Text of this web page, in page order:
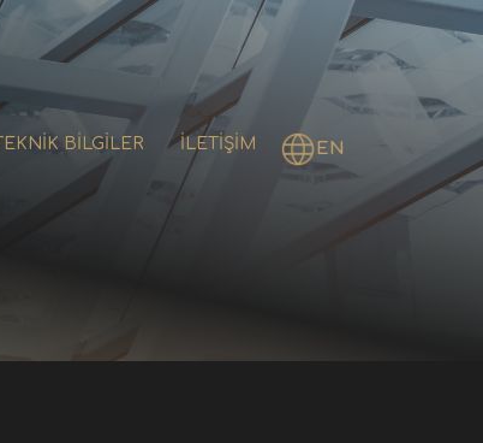
TEKNİK BİLGİLER İLETİŞİM EN